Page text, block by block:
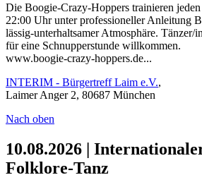
Die Boogie-Crazy-Hoppers trainieren
22:00 Uhr unter professioneller Anleitung
lässig-unterhaltsamer Atmosphäre. Tänzer/
für eine Schnupperstunde willkommen.
www.boogie-crazy-hoppers.de...
INTERIM - Bürgertreff Laim e.V.,
Laimer Anger 2, 80687 München
Nach oben
10.08.2026 |
Folklore-Tanz